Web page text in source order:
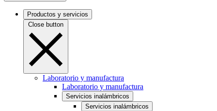
Productos y servicios
Close button
Laboratorio y manufactura
Laboratorio y manufactura
Servicios inalámbricos
Servicios inalámbricos